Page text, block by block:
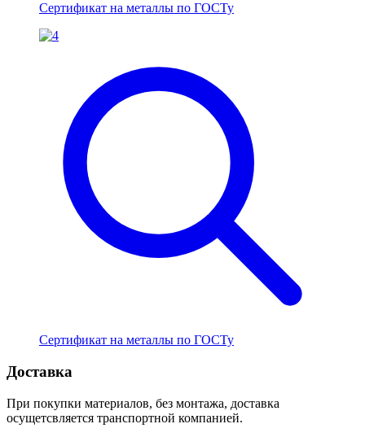
Сертификат на металлы по ГОСТу
Сертификат на металлы по ГОСТу
Доставка
При покупки материалов, без монтажа, доставка
осущетсвляется транспортной компанией.